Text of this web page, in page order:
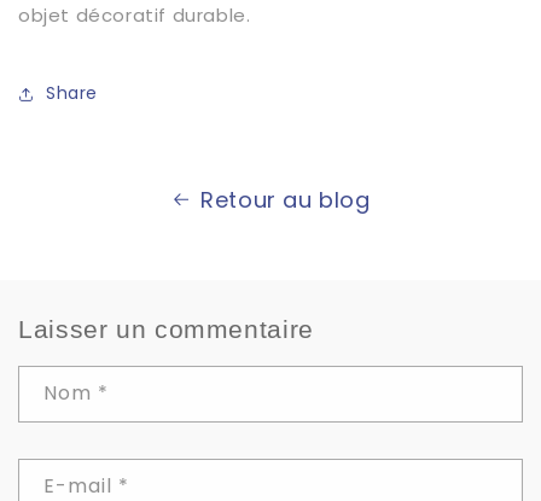
objet décoratif durable.
Share
Retour au blog
Laisser un commentaire
Nom *
E-mail *